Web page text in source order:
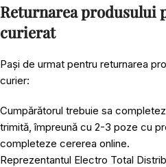
Returnarea produsului
curierat
Pași de urmat pentru returnarea
curier:
Cumpărătorul trebuie sa
trimită, împreună cu 2-3 poze cu
completeze cererea online.
Reprezentantul Electro Total